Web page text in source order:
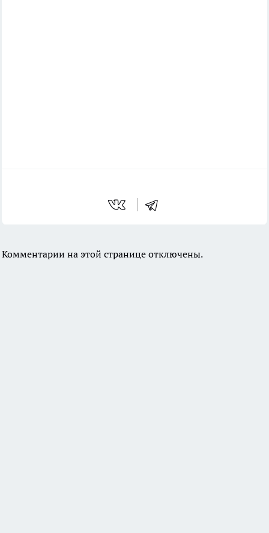
Комментарии на этой странице отключены.